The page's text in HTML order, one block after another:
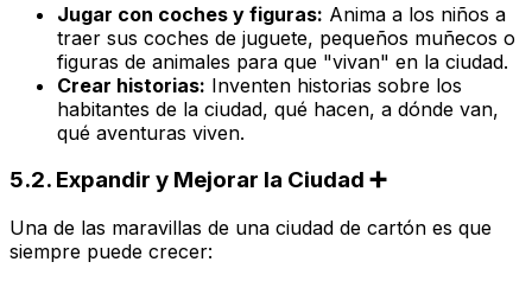
Jugar con coches y figuras: Anima a los niños a
traer sus coches de juguete, pequeños muñecos o
figuras de animales para que "vivan" en la ciudad.
Crear historias: Inventen historias sobre los
habitantes de la ciudad, qué hacen, a dónde van,
qué aventuras viven.
5.2. Expandir y Mejorar la Ciudad ➕
Una de las maravillas de una ciudad de cartón es que
siempre puede crecer: